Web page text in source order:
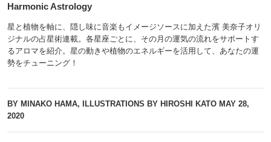
Harmonic Astrology
星と植物を軸に、隠し味に音楽もイメージソースに加えた濱 美奈子オリ
ジナルの占星術連載。各星座ごとに、その月の運気の流れをサポートす
るアロマを紹介。星の動きや植物のエネルギーを活用して、あなたの運
勢をチューニング！
BY MINAKO HAMA, ILLUSTRATIONS BY HIROSHI KATO MAY 28,
2020